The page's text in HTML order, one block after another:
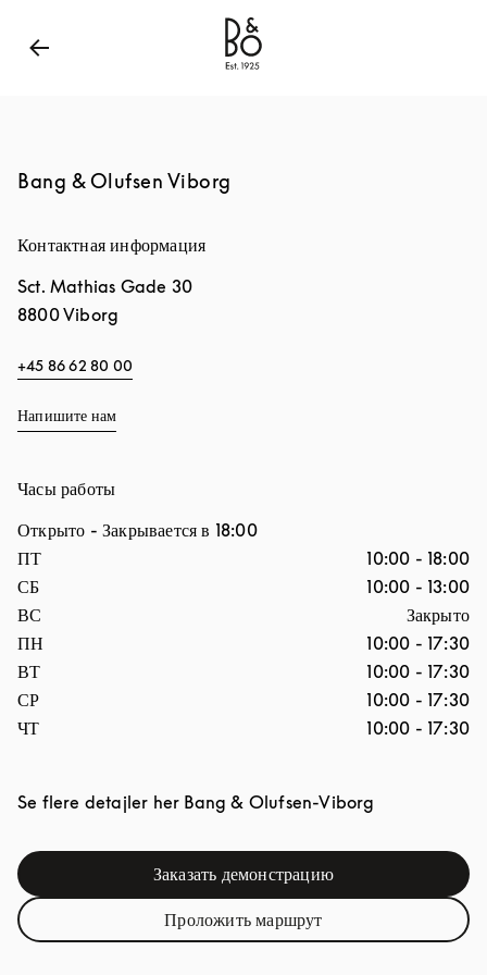
Bang & Olufsen - Exist to Create
Bang & Olufsen Viborg
Контактная информация
Sct. Mathias Gade 30
8800Viborg
+45 86 62 80 00
Напишите нам
Часы работы
Открыто - Закрывается в 18:00
День недели
ПТ 10:00 - 18:00
СБ
10:00 - 13:00
ВС
Закрыто
ПН
10:00 - 17:30
ВТ
10:00 - 17:30
СР
10:00 - 17:30
ЧТ
10:00 - 17:30
Se flere detajler her Bang & Olufsen-Viborg
Заказать демонстрацию
Link Opens in New Tab
Проложить маршрутLink Opens in New Tab